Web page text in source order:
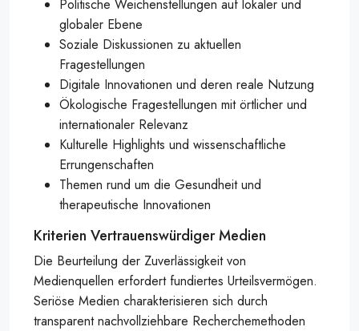
Politische Weichenstellungen auf lokaler und
globaler Ebene
Soziale Diskussionen zu aktuellen
Fragestellungen
Digitale Innovationen und deren reale Nutzung
Ökologische Fragestellungen mit örtlicher und
internationaler Relevanz
Kulturelle Highlights und wissenschaftliche
Errungenschaften
Themen rund um die Gesundheit und
therapeutische Innovationen
Kriterien Vertrauenswürdiger Medien
Die Beurteilung der Zuverlässigkeit von
Medienquellen erfordert fundiertes Urteilsvermögen.
Seriöse Medien charakterisieren sich durch
transparent nachvollziehbare Recherchemethoden